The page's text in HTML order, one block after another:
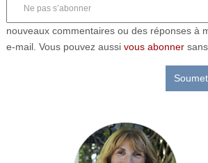
nouveaux commentaires ou des réponses à
e-mail. Vous pouvez aussi vous abonnersans